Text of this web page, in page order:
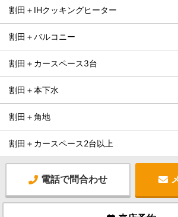
割田＋IHクッキングヒーター
割田＋バルコニー
割田＋カースペース3台
割田＋本下水
割田＋角地
割田＋カースペース2台以上
電話で問合わせ